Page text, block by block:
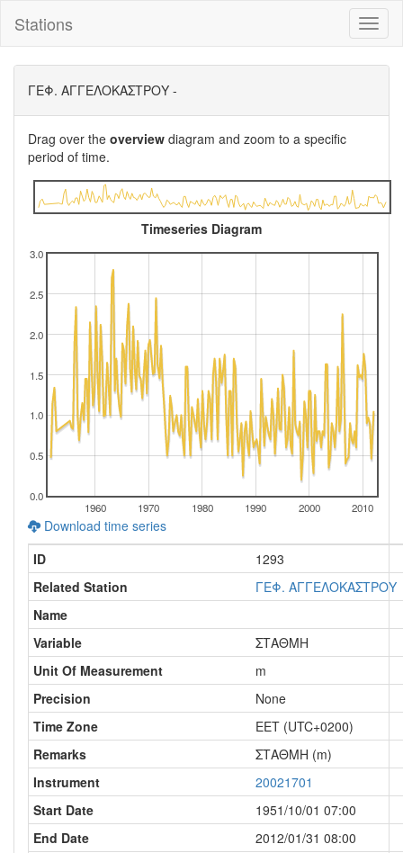
Stations
ΓΕΦ. ΑΓΓΕΛΟΚΑΣΤΡΟΥ -
Drag over the overview diagram and zoom to a specific
period of time.
Timeseries Diagram
1960 1970 1980 1990 2000 2010
0.0
0.5
1.0
1.5
2.0
2.5
3.0
Download time series
ID
1293
Related Station
ΓΕΦ. ΑΓΓΕΛΟΚΑΣΤΡΟΥ
Name
Variable
ΣΤΑΘΜΗ
Unit Of Measurement
m
Precision
None
Time Zone
EET (UTC+0200)
Remarks
ΣΤΑΘΜΗ (m)
Instrument
20021701
Start Date
1951/10/01 07:00
End Date
2012/01/31 08:00